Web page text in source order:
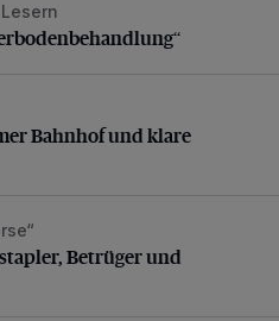
Bahnhof und klare Ansage
Bahnhof und klare
Betrüger und Blender
Betrüger und